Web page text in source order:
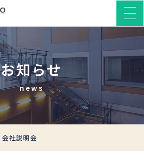
お知らせ
news
会社説明会